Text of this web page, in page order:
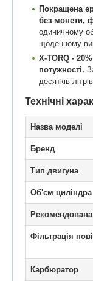
Покращена
без монети,
одиничному
щоденному
X-TORQ -
потужності.
десятків
Технічні
Назва моделі
Бренд
Тип двигуна
Об'єм циліндра
Фільтрація
Карбюратор